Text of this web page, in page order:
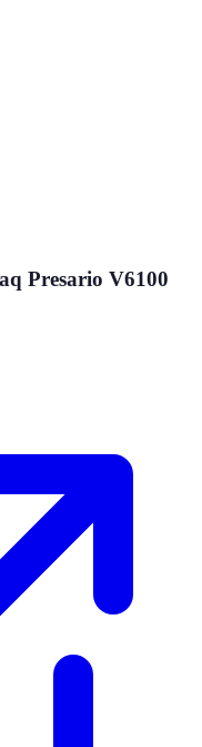
Presario V6100